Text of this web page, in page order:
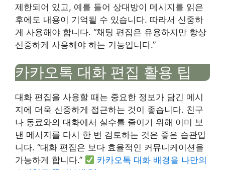
제한되어 있고, 예를 들어 상대방이 메시지를 읽은
후에도 내용이 기억될 수 있습니다. 따라서 신중하
게 사용해야 합니다. “채팅 편집은 유용하지만 항상
신중하게 사용해야 하는 기능입니다.”
카카오톡 대화 편집 활용 팁
대화 편집을 사용할 때는 중요한 정보가 담긴 메시
지에 더욱 신중하게 접근하는 것이 좋습니다. 친구
나 동료와의 대화에서 실수를 줄이기 위해 이미 보
낸 메시지를 다시 한 번 검토하는 것은 좋은 습관입
니다. “대화 편집은 보다 효율적인 커뮤니케이션을
가능하게 합니다.”
카카오톡 대화 배경을 나만의